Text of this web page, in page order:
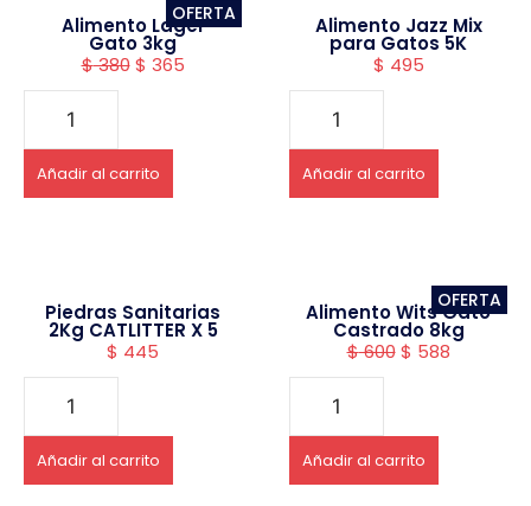
OFERTA
Alimento Lager
Gato 3kg
$380 $ 365
Añadir al carrito
Alimento Jazz Mix
para Gatos 5K
$ 495
Añadir al carrito
Piedras Sanitarias
2Kg CATLITTER X 5
$ 445
Añadir al carrito
OFERTA
Alimento Wits Gato
Castrado 8kg
$600 $ 588
Añadir al carrito